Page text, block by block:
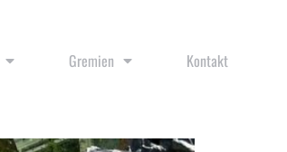
Gremien Kontakt